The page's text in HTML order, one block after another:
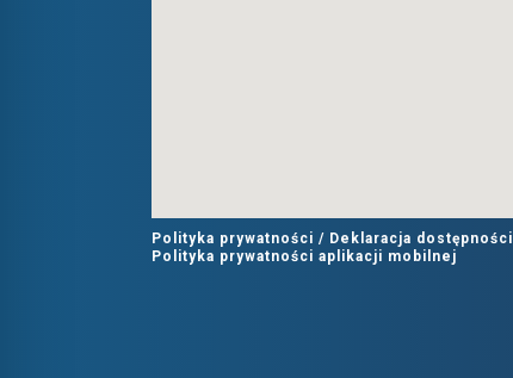
Polityka prywatności / Deklaracja dostępności
Polityka prywatności aplikacji mobilnej